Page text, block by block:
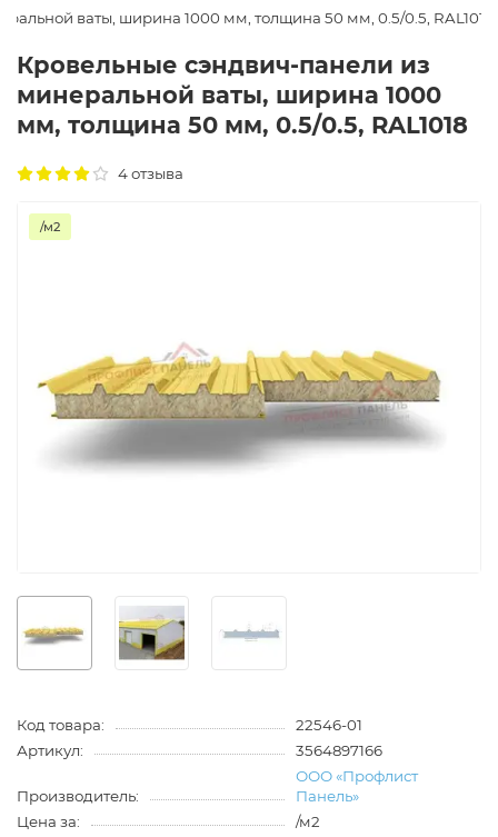
ваты, ширина 1000 мм, толщина 50 мм, 0.5/0.5, RAL1018
Кровельные сэндвич-панели из
минеральной ваты, ширина 1000
мм, толщина 50 мм, 0.5/0.5, RAL1018
4 отзыва
/м2
Код товара:
22546-01
Артикул:
3564897166
Производитель:
ООО «Профлист
Панель»
Цена за:
/м2